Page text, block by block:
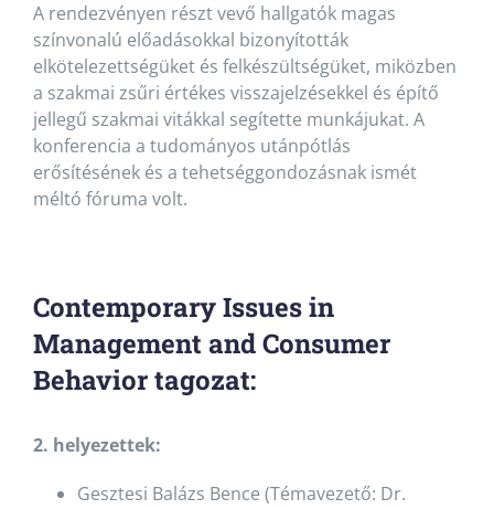
A rendezvényen részt vevő hallgatók magas
színvonalú előadásokkal bizonyították
elkötelezettségüket és felkészültségüket, miközben
a szakmai zsűri értékes visszajelzésekkel és építő
jellegű szakmai vitákkal segítette munkájukat. A
konferencia a tudományos utánpótlás
erősítésének és a tehetséggondozásnak ismét
méltó fóruma volt.
Contemporary Issues in
Management and Consumer
Behavior tagozat:
2. helyezettek:
Gesztesi Balázs Bence (Témavezető: Dr.